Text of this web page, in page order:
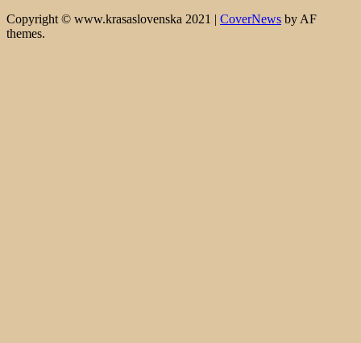
Copyright © www.krasaslovenska 2021 | CoverNews by AF
themes.